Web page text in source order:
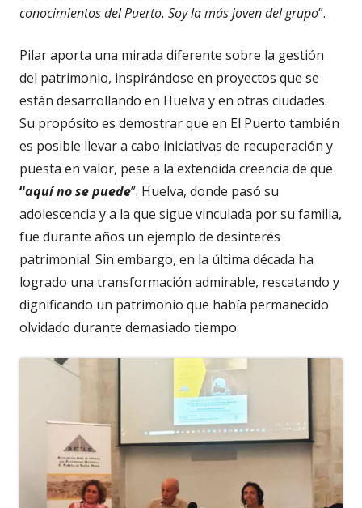
conocimientos del Puerto. Soy la más joven del grupo”.
Pilar aporta una mirada diferente sobre la gestión
del patrimonio, inspirándose en proyectos que se
están desarrollando en Huelva y en otras ciudades.
Su propósito es demostrar que en El Puerto también
es posible llevar a cabo iniciativas de recuperación y
puesta en valor, pese a la extendida creencia de que
“aquí no se puede”. Huelva, donde pasó su
adolescencia y a la que sigue vinculada por su familia,
fue durante años un ejemplo de desinterés
patrimonial. Sin embargo, en la última década ha
logrado una transformación admirable, rescatando y
dignificando un patrimonio que había permanecido
olvidado durante demasiado tiempo.